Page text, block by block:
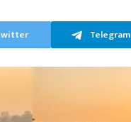
Telegram